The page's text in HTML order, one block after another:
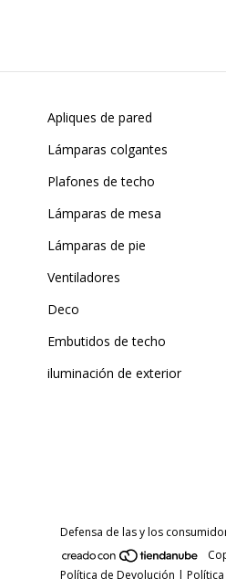
Apliques de pared
Lámparas colgantes
Plafones de techo
Lámparas de mesa
Lámparas de pie
Ventiladores
Deco
Embutidos de techo
iluminación de exterior
Defensa de las y los
Política de Devolución |